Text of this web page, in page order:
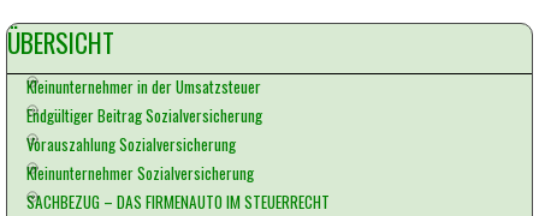
Block überspringen ÜBERSICHT
ÜBERSICHT
Kleinunternehmer in der Umsatzsteuer
Endgültiger Beitrag Sozialversicherung
Vorauszahlung Sozialversicherung
Kleinunternehmer Sozialversicherung
SACHBEZUG – DAS FIRMENAUTO IM STEUERRECHT